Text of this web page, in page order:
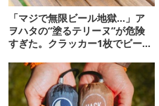
「マジで無限ビール地獄…」ア
ヲハタの“塗るテリーヌ”が危険
すぎた。クラッカー1枚でビール